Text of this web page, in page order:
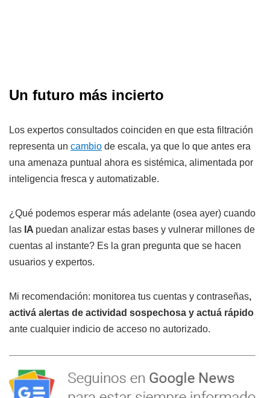
Un futuro más incierto
Los expertos consultados coinciden en que esta filtración
representa un cambio de escala, ya que lo que antes era
una amenaza puntual ahora es sistémica, alimentada por
inteligencia fresca y automatizable.
¿Qué podemos esperar más adelante (osea ayer) cuando
las IA puedan analizar estas bases y vulnerar millones de
cuentas al instante? Es la gran pregunta que se hacen
usuarios y expertos.
Mi recomendación: monitorea tus cuentas y contraseñas,
activá alertas de actividad sospechosa y actuá rápido
ante cualquier indicio de acceso no autorizado.